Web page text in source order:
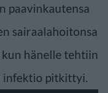
paavinkautensa
sairaalahoitonsa
kun hänelle tehtiin
infektio pitkittyi.